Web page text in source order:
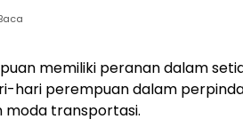
memiliki peranan dalam
hari perempuan dalam
transportasi.